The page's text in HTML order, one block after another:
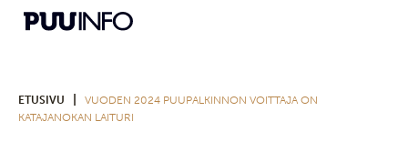
ETUSIVU
VUODEN 2024 PUUPALKINNON VOITTAJA ON
KATAJANOKAN LAITURI